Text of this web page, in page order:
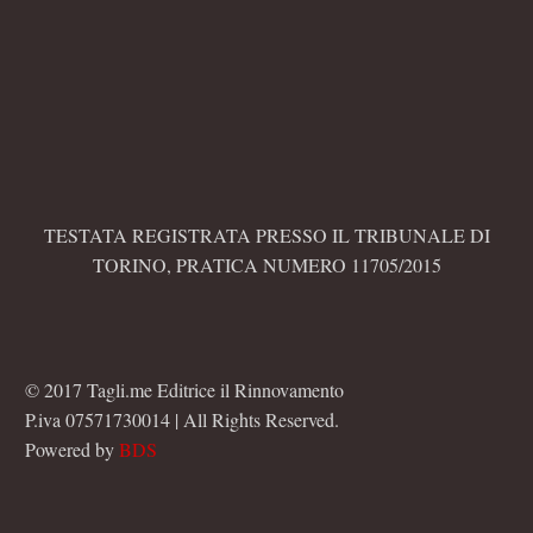
TESTATA REGISTRATA PRESSO IL TRIBUNALE DI
TORINO, PRATICA NUMERO 11705/2015
© 2017 Tagli.me Editrice il Rinnovamento
P.iva 07571730014 | All Rights Reserved.
Powered byBDS